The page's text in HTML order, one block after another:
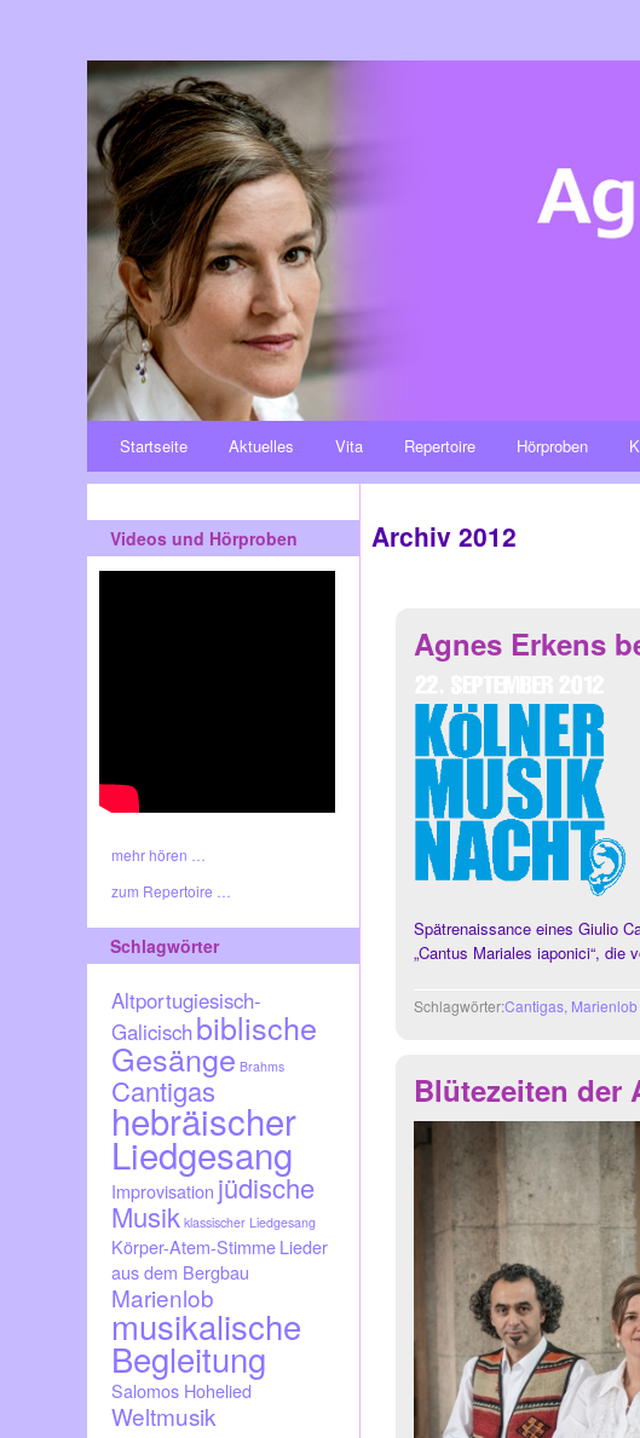
Startseite Aktuelles Vita Repertoire Hörproben
Videos und Hörproben
mehr hören …
zum Repertoire …
Schlagwörter
Altportugiesisch-
Galicischbiblische
Gesänge Brahms
Cantigas
hebräischer
Liedgesang
Improvisation jüdische
Musik klassischer Liedgesang
Körper-Atem-StimmeLieder
aus dem Bergbau
Marienlob
musikalische
Begleitung
Salomos Hohelied
Weltmusik
Archiv 2012
Agnes Erkens
Spätrenaissance eines Giulio
„Cantus Mariales iaponici“, die
Schlagwörter:Cantigas Marienlob
Blütezeiten der